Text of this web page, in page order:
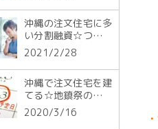
沖縄の注文住宅に多
い分割融資☆つなぎ
融資とは何が違う？
2021/2/28
沖縄で注文住宅を建
てる☆地鎮祭の「日
取り」の決め方
2020/3/16